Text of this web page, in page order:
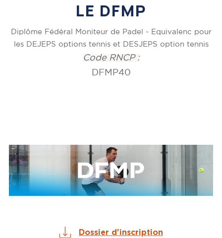
LE DFMP
Diplôme Fédéral Moniteur de Padel - Equivalenc pour
les DEJEPS options tennis et DESJEPS option tennis
Code RNCP :
DFMP40
Dossier d'inscription